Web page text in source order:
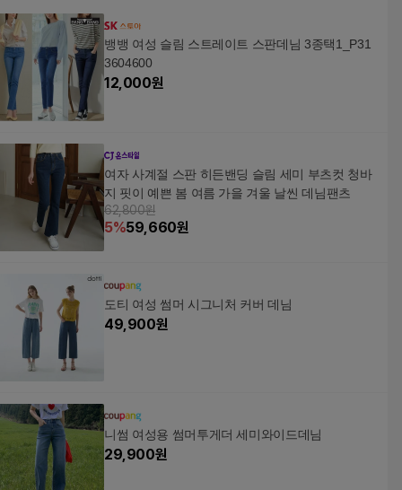
뱅뱅 여성 슬림 스트레이트 스판데님 3종택1_P31
3604600
12,000원
여자 사계절 스판 히든밴딩 슬림 세미 부츠컷 청바
지 핏이 예쁜 봄 여름 가을 겨울 날씬 데님팬츠
62,800원
5%59,660원
도티 여성 썸머 시그니처 커버 데님
49,900원
니썸 여성용 썸머투게더 세미와이드데님
29,900원